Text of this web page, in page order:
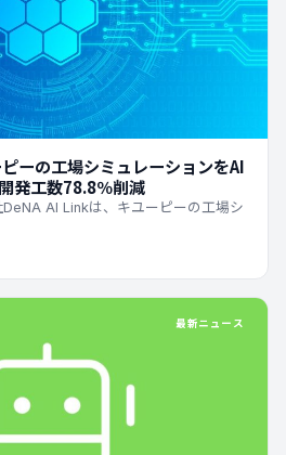
ーの工場シミュレーションをAI
発工数78.8％削減
AI Linkは、キユーピーの工場シ
最新ニュース